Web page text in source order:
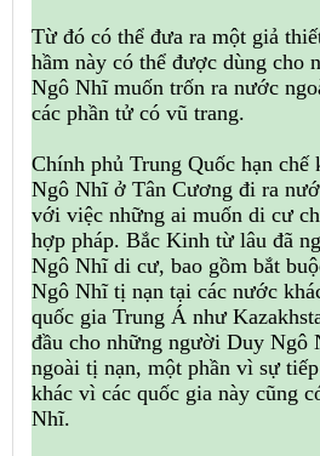
Từ đó có thể đưa ra một giả
hầm này có thể được dùng cho
Ngô Nhĩ muốn trốn ra nước
các phần tử có vũ trang.
Chính phủ Trung Quốc hạn
Ngô Nhĩ ở Tân Cương đi ra
với việc những ai muốn di cư
hợp pháp. Bắc Kinh từ lâu đã
Ngô Nhĩ di cư, bao gồm bắt
Ngô Nhĩ tị nạn tại các nước
quốc gia Trung Á như
đầu cho những người Duy Ngô
ngoài tị nạn, một phần vì sự
khác vì các quốc gia này cũng
Nhĩ.